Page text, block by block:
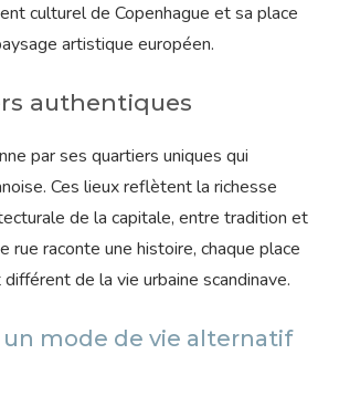
culturel de Copenhague et sa place
artistique européen.
authentiques
par ses quartiers uniques qui
Ces lieux reflètent la richesse
de la capitale, entre tradition et
rue raconte une histoire, chaque place
de la vie urbaine scandinave.
un mode de vie alternatif